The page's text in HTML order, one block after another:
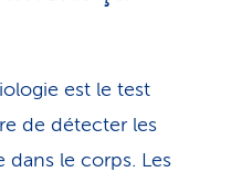
possible si
est reconnu/e par
est le test
de détecter les
dans le corps. Les